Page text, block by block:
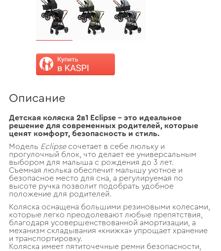
Описание
Детская коляска 2в1 Eclipse – это идеальное
решение для современных родителей, которые
ценят комфорт, безопасность и стиль.
Модель Eclipseсочетает в себе люльку и
прогулочный блок, что делает ее универсальным
выбором для малыша с рождения до 3 лет.
Съемная люлька обеспечит малышу уютное и
безопасное место для сна, а регулируемая по
высоте ручка позволит подобрать удобное
положение для родителей.
Коляска оснащена большими резиновыми колесами,
которые легко преодолевают любые препятствия,
благодаря усовершенствованной амортизации, а
механизм складывания «книжка» упрощает хранение
и транспортировку.
Коляска имеет пятиточечные ремни безопасности,